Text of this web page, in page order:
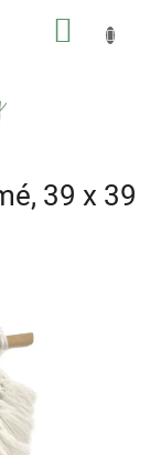
39 x 39